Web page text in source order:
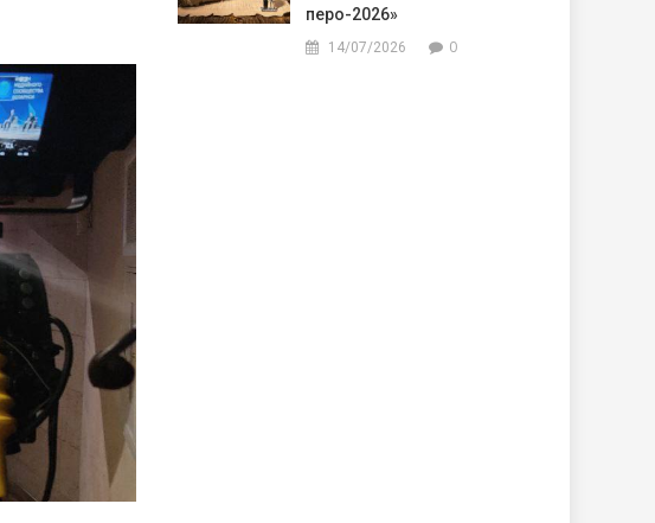
перо-2026»
14/07/2026 0